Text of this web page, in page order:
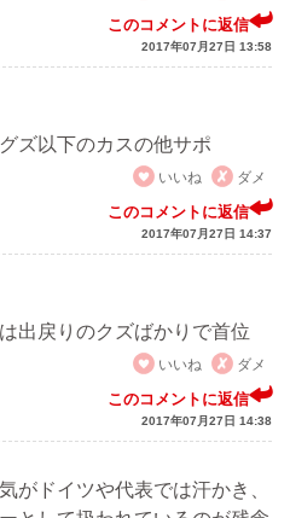
このコメントに返信
2017年07月27日 13:58
ズ以下のカスの他サポ
いいね
ダメ
このコメントに返信
2017年07月27日 14:37
出戻りのクズばかりで首位
いいね
ダメ
このコメントに返信
2017年07月27日 14:38
がドイツや代表では汗かき、